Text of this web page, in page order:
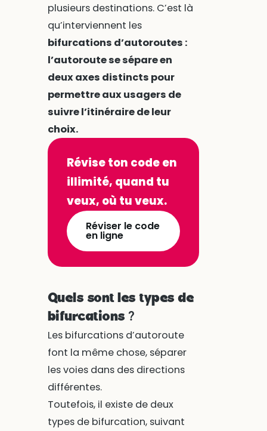
plusieurs destinations. C’est là
qu’interviennent les
bifurcations d’autoroutes :
l’autoroute se sépare en
deux axes distincts pour
permettre aux usagers de
suivre l’itinéraire de leur
choix.
Révise ton code en
illimité, quand tu
veux, où tu veux.
Réviser le code
en ligne
Quels sont les types de
bifurcations ?
Les bifurcations d’autoroute
font la même chose, séparer
les voies dans des directions
différentes.
Toutefois, il existe de deux
types de bifurcation, suivant